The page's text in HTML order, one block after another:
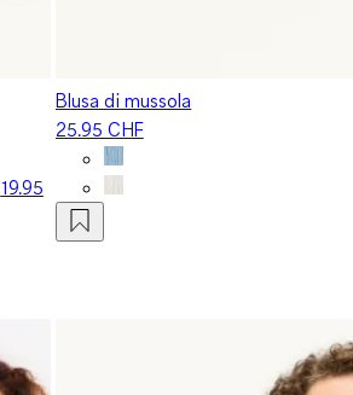
19.95
Blusa di mussola
25.95 CHF